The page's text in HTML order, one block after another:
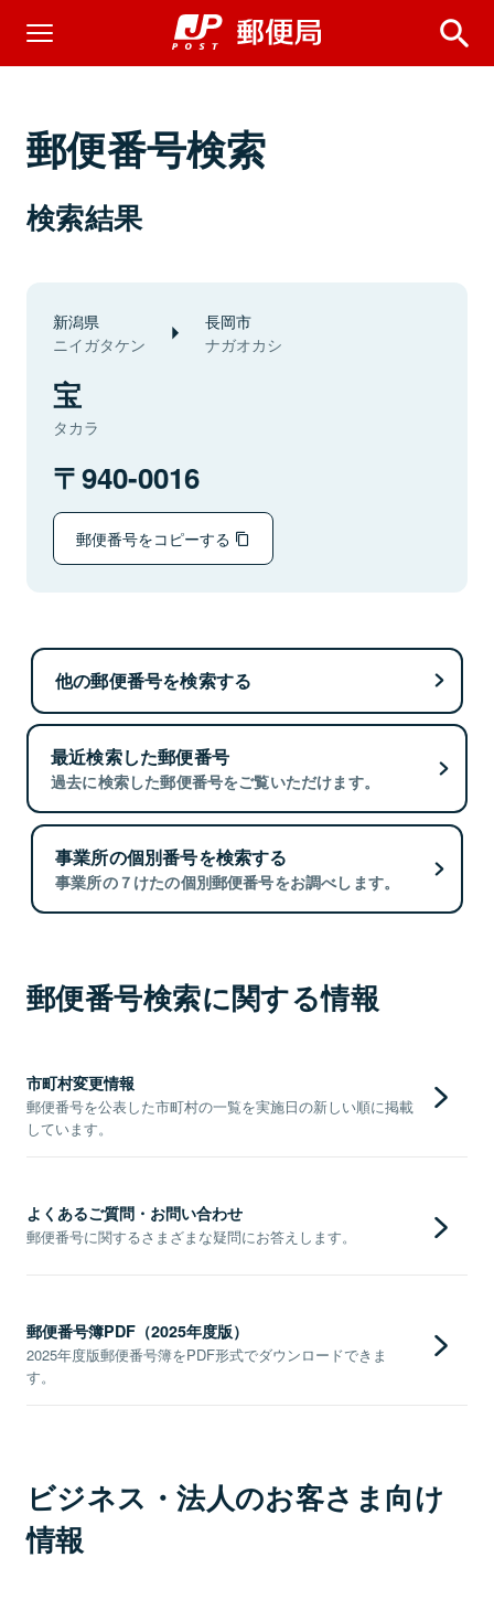
郵便番号検索
検索結果
新潟県
ニイガタケン
長岡市
ナガオカシ
宝
タカラ
940-0016
郵便番号をコピーする
他の郵便番号を検索する
最近検索した郵便番号
過去に検索した郵便番号をご覧いただけます。
事業所の個別番号を検索する
事業所の７けたの個別郵便番号をお調べします。
郵便番号検索に関する情報
市町村変更情報
郵便番号を公表した市町村の一覧を実施日の新しい順に掲載
しています。
よくあるご質問・お問い合わせ
郵便番号に関するさまざまな疑問にお答えします。
郵便番号簿PDF（2025年度版）
2025年度版郵便番号簿をPDF形式でダウンロードできま
す。
ビジネス・法人のお客さま向け
情報